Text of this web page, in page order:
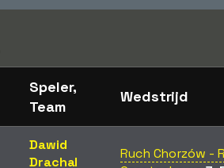
Speler,
Team
Wedstrijd
Dawid
Drachal
Ruch Chorzów -